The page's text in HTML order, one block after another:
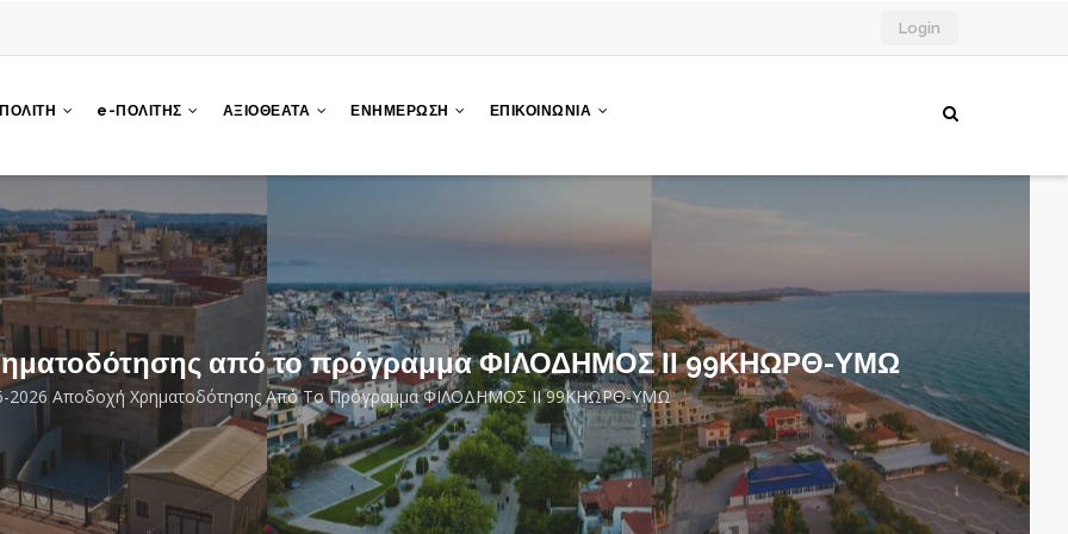
Login
e-ΠΟΛΙΤΗΣ ΑΞΙΟΘΕΑΤΑ ΕΝΗΜΕΡΩΣΗ ΕΠΙΚΟΙΝΩΝΙΑ
από το πρόγραμμα ΦΙΛΟΔΗΜΟΣ ΙΙ 99ΚΗΩΡΘ-ΥΜΩ
2026 Αποδοχή Χρηματοδότησης Από Το Πρόγραμμα ΦΙΛΟΔΗΜΟΣ ΙΙ 99ΚΗΩΡΘ-ΥΜΩ